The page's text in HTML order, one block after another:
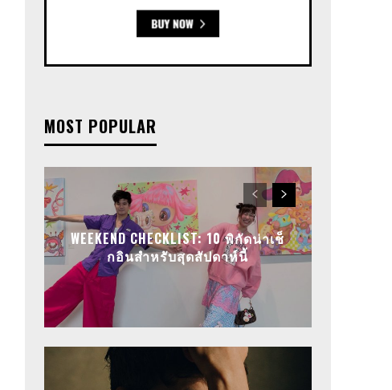
MOST POPULAR
WEEKEND CHECKLIST: 10 พิกัดน่าเช็
กอินสำหรับสุดสัปดาห์นี้